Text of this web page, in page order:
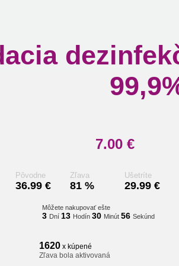
7.00 €
Pôvodne
36.99 €
Zľava
81 %
Ušetríte
29.99 €
Môžete nakupovať ešte
3 Dní 13 Hodín30 Minút55Sekúnd
1620 x kúpené
Zľava bola aktivovaná